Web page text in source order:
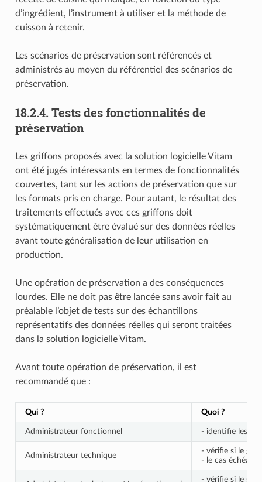
d’ingrédient, l’instrument à utiliser et la méthode de
cuisson à retenir.
Les scénarios de préservation sont référencés et
administrés au moyen du référentiel des scénarios de
préservation.
18.2.4. Tests des fonctionnalités de
préservation
Les griffons proposés avec la solution logicielle Vitam
ont été jugés intéressants en termes de fonctionnalités
couvertes, tant sur les actions de préservation que sur
les formats pris en charge. Pour autant, le résultat des
traitements effectués avec ces griffons doit
systématiquement être évalué sur des données réelles
avant toute généralisation de leur utilisation en
production.
Une opération de préservation a des conséquences
lourdes. Elle ne doit pas être lancée sans avoir fait au
préalable l’objet de tests sur des échantillons
représentatifs des données réelles qui seront traitées
dans la solution logicielle Vitam.
Avant toute opération de préservation, il est
recommandé que :
Qui ? Quoi ?
Administrateur fonctionnel - identifie les
Administrateur technique
- vérifie si le
- le cas
- vérifie si le